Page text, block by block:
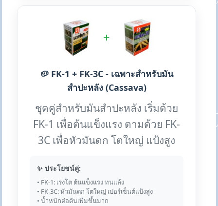
+
🥔 FK-1 + FK-3C - เฉพาะสำหรับมัน
สำปะหลัง (Cassava)
ชุดคู่สำหรับมันสำปะหลัง เริ่มด้วย
FK-1 เพื่อต้นแข็งแรง ตามด้วย FK-
3C เพื่อหัวมันดก โตใหญ่ แป้งสูง
✨ ประโยชน์คู่:
• FK-1: เร่งโต ต้นแข็งแรง ทนแล้ง
• FK-3C: หัวมันดก โตใหญ่ เปอร์เซ็นต์แป้งสูง
• น้ำหนักต่อต้นเพิ่มขึ้นมาก